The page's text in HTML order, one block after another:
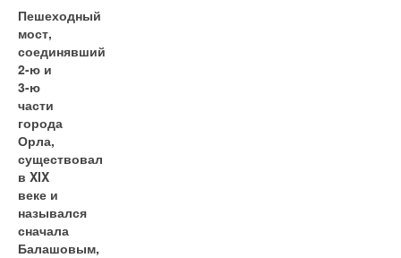
Пешеходный
мост,
соединявший
2-ю и
3-ю
части
города
Орла,
существовал
в XIX
веке и
назывался
сначала
Балашовым,